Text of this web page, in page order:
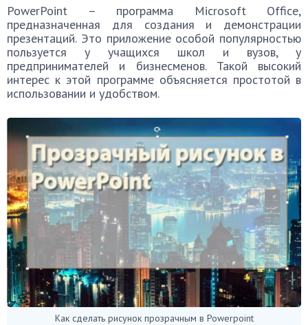
PowerPoint – программа Microsoft Office,
предназначенная для создания и демонстрации
презентаций. Это приложение особой популярностью
пользуется у учащихся школ и вузов, у
предпринимателей и бизнесменов. Такой высокий
интерес к этой программе объясняется простотой в
использовании и удобством.
Как сделать рисунок прозрачным в Powerpoint